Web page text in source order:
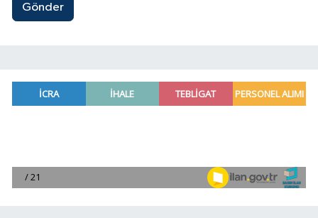
Gönder
00:05 |
Adana'da silahlı saldırıda 3 kişi yaralandı